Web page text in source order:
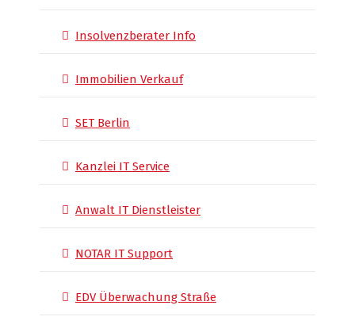
Insolvenzberater Info
Immobilien Verkauf
SET Berlin
Kanzlei IT Service
Anwalt IT Dienstleister
NOTAR IT Support
EDV Überwachung Straße